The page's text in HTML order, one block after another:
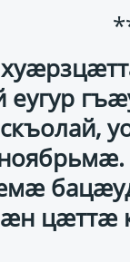
еугур